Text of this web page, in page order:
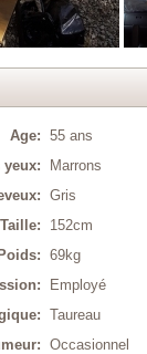
Age:
55 ans
yeux:
Marrons
Gris
Taille:
152cm
69kg
Employé
Taureau
Occasionnel